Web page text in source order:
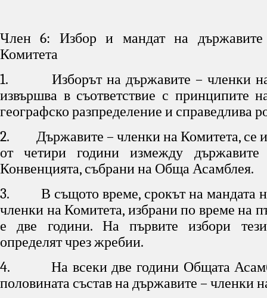
Член 6: Избор и мандат на
Комитета
1. Изборът на държавите – членки на
извършва в съответствие с принципите
географско разпределение и справедлива
2. Държавите – членки на Комитета, се
от четири години измежду
Конвенцията, събрани на Обща Асамблея.
3. В същото време, срокът на мандата
членки на Комитета, избрани по време на
е две години. На първите избори
определят чрез жребии.
4. На всеки две години Общата
половината състав на държавите – членки